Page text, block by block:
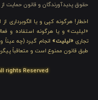
حقوق پدیدآورندگان و قانون حمایت از
اخطار! هرگونه کپی و یا الگوبرداری
«لیلیت» و یا هرگونه استفاده و
تجاری «لیلیت» انجام گیرد (چه عیناً
طبق قانون ممنوع است و متعاقباً
rights Reserved